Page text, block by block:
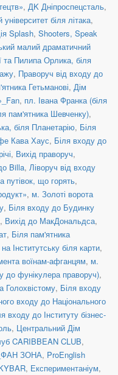
, ДK Дніпроспецсталь,
біля літака,
Splash, Shooters, Speak
малий драматичний
та Пилипа Орлика, біля
, Праворуч від входу до
Гетьманові, Дім
, пл. Івана Франка (біля
пам'ятника Шевченку),
біля Планетарію, Біля
Кава Хаус, Біля входу до
, Вихід праворуч,
Billa, Ліворуч від входу
путівок, що горять,
, м. Золоті ворота
, Біля входу до Будинку
, Вихід до МакДональдса,
, Біля пам'ятника
Інститутську біля карти,
воїнам-афганцям, м.
до фунікулера праворуч),
Голохвістому, Біля входу
входу до Національного
входу до Інституту бізнес-
, Центральний Дім
CARIBBEAN CLUB,
ЗОНА, ProEnglish
, Експериментаніум,